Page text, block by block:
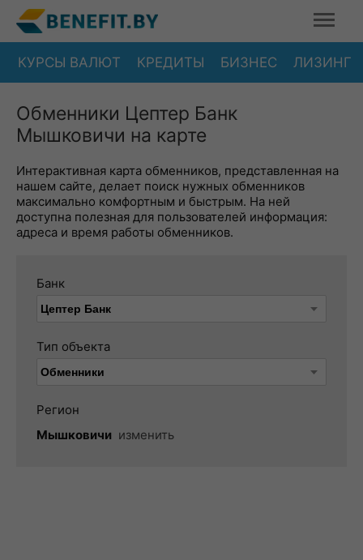
КУРСЫ ВАЛЮТ КРЕДИТЫ БИЗНЕС ЛИЗИНГ
Обменники Цептер Банк
Мышковичи на карте
Интерактивная карта обменников, представленная на
нашем сайте, делает поиск нужных обменников
максимально комфортным и быстрым. На ней
доступна полезная для пользователей информация:
адреса и время работы обменников.
Банк
Тип объекта
Регион
Мышковичи изменить